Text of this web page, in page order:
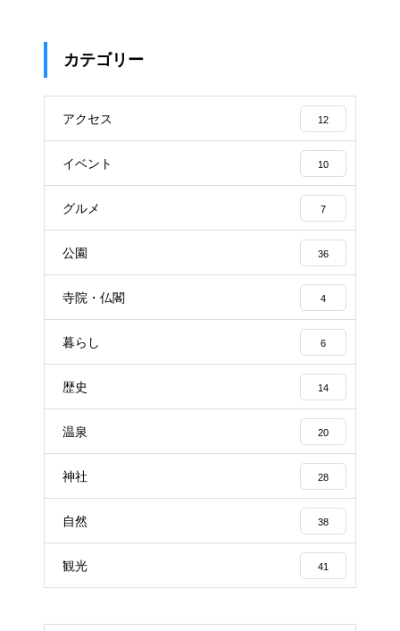
カテゴリー
アクセス 12
イベント 10
グルメ 7
公園 36
寺院・仏閣 4
暮らし 6
歴史 14
温泉 20
神社 28
自然 38
観光 41